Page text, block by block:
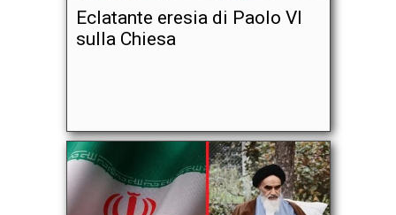
Eclatante eresia di Paolo VI
sulla Chiesa